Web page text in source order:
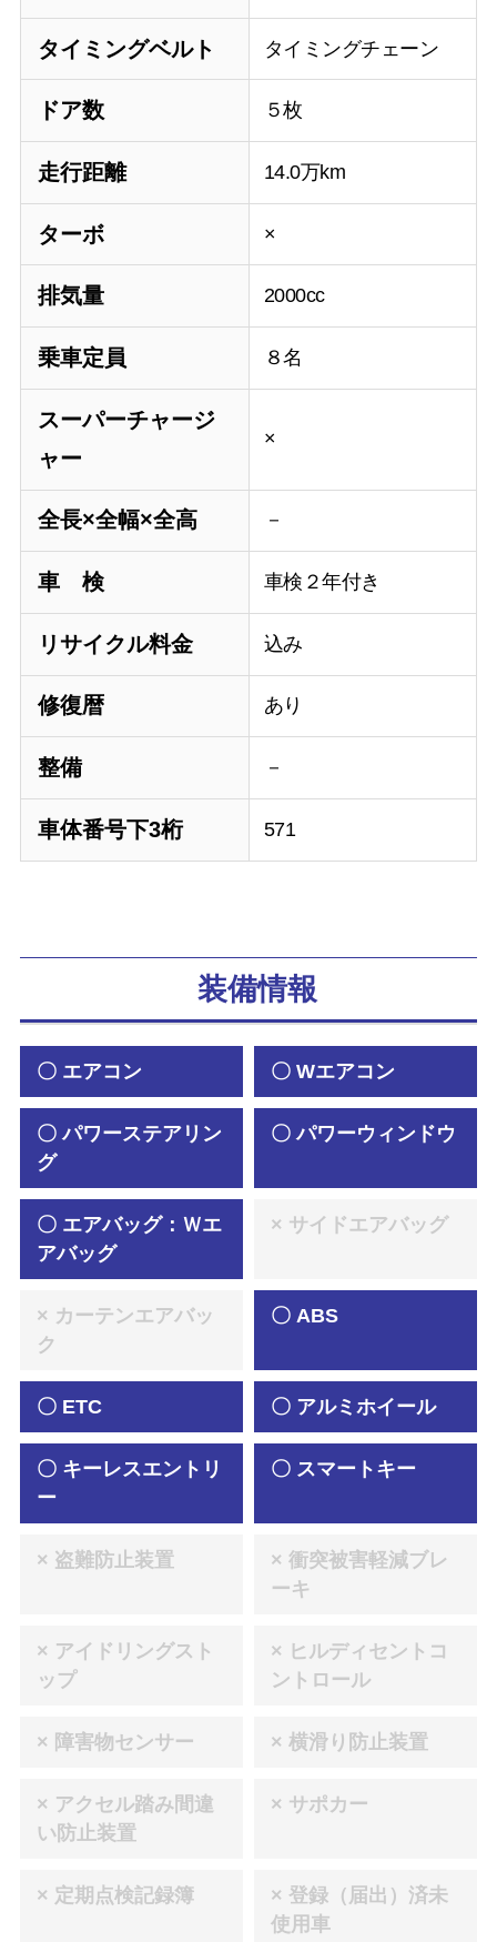
タイミングベルト タイミングチェーン
ドア数 ５枚
走行距離 14.0万km
ターボ ×
排気量 2000cc
乗車定員 ８名
スーパーチャージ
ャー
×
全長×全幅×全高 －
車 検 車検２年付き
リサイクル料金 込み
修復暦 あり
整備 －
車体番号下3桁 571
装備情報
〇 エアコン 〇 Wエアコン
〇 パワーステアリン
グ
〇 パワーウィンドウ
〇 エアバッグ：Ｗエ
アバッグ
× サイドエアバッグ
× カーテンエアバッ
ク
〇 ABS
〇 ETC 〇 アルミホイール
〇 キーレスエントリ
ー
〇 スマートキー
× 盗難防止装置
× 衝突被害軽減ブレ
ーキ
× アイドリングスト
ップ
× ヒルディセントコ
ントロール
× 障害物センサー × 横滑り防止装置
× アクセル踏み間違
い防止装置
× サポカー
× 定期点検記録簿
× 登録（届出）済未
使用車